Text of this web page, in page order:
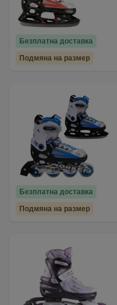
Безплатна доставка
Подмяна на размер
Безплатна доставка
Подмяна на размер